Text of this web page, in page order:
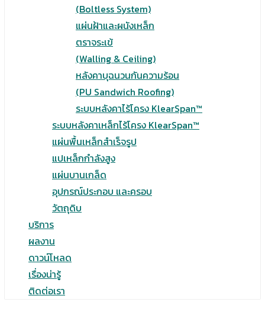
(Boltless System)
แผ่นฝ้าและผนังเหล็ก
ตราจระเข้
(Walling & Ceiling)
หลังคาบุฉนวนกันความร้อน
(PU Sandwich Roofing)
ระบบหลังคาไร้โครง KlearSpan™
ระบบหลังคาเหล็กไร้โครง KlearSpan™
แผ่นพื้นเหล็กสำเร็จรูป
แปเหล็กกำลังสูง
แผ่นบานเกล็ด
อุปกรณ์ประกอบ และครอบ
วัตถุดิบ
บริการ
ผลงาน
ดาวน์โหลด
เรื่องน่ารู้
ติดต่อเรา